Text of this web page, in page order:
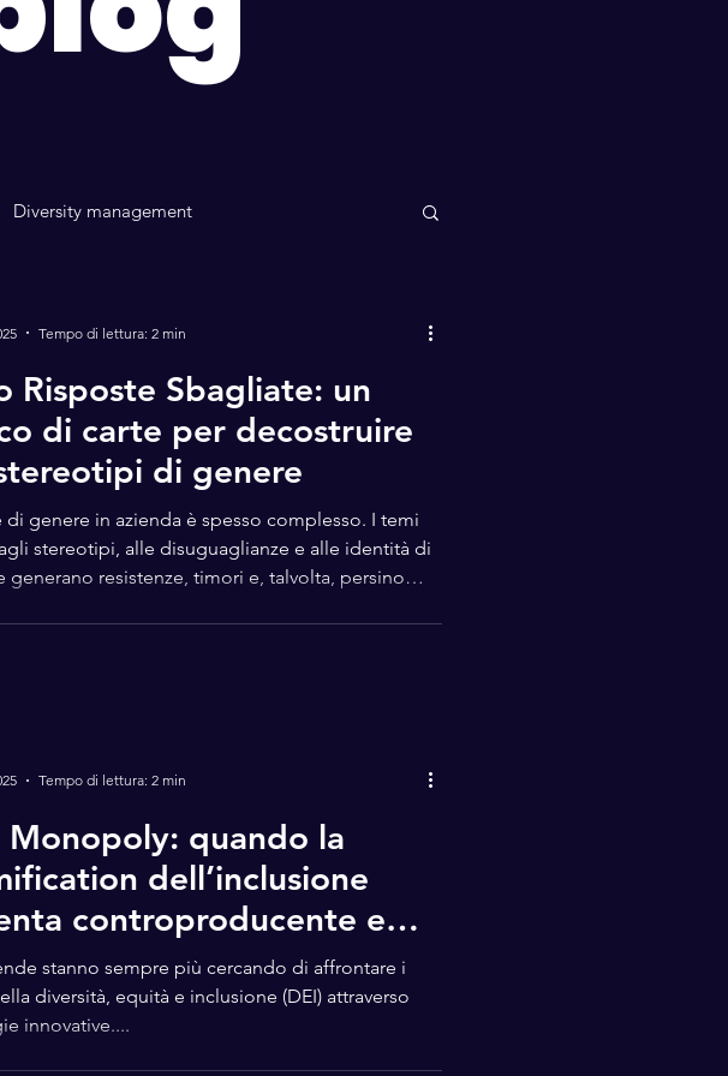
Diversity management
Risposte Sbagliate: un
di carte per decostruire
di genere
di genere in azienda è spesso complesso. I temi
stereotipi, alle disuguaglianze e alle identità di
generano resistenze, timori e, talvolta, persino
il tema del genere e degli stereotipi in modo
Tempo di lettura: 2 min
Monopoly: quando la
dell’inclusione
controproducente e
troppo il gender pay
stanno sempre più cercando di affrontare i
diversità, equità e inclusione (DEI) attraverso
innovative....
Tempo di lettura: 2 min